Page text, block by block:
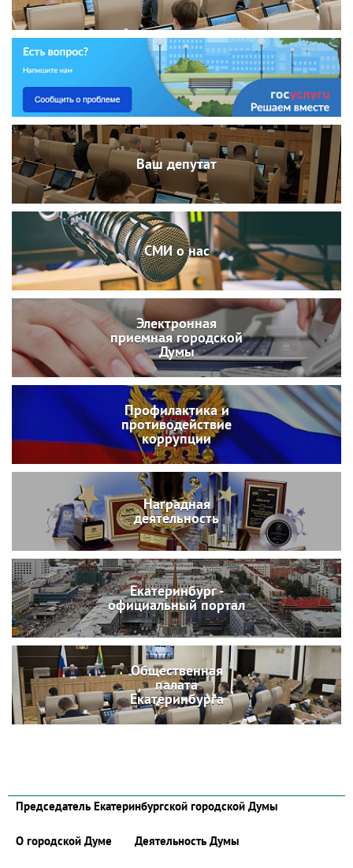
Ваш депутат
СМИ о нас
Электронная
приемная городской
Думы
Профилактика и
противодействие
коррупции
Наградная
деятельность
Екатеринбург -
официальный портал
Общественная
палата
Екатеринбурга
Председатель Екатеринбургской городской Думы
О городской Думе Деятельность Думы